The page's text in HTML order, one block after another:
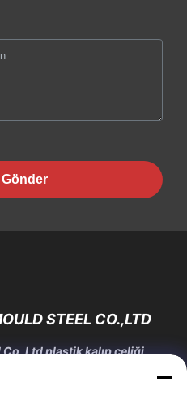
STEEL CO.,LTD
Ltd plastik kalıp çeliği,
yapısal çelik